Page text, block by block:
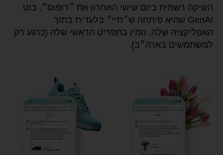
השיקה רשמית ביום שישי האחרון את ״רופוס״, בוט
GenAI שהיא פיתחה ש״חיי״ בלעדית בתוך
האפליקציה שלה, וזמין בתפריט הראשי שלה (כרגע רק
למשתמשים בארה״ב).